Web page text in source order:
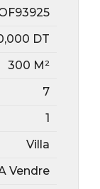
DT
300 M²
7
1
Villa
Vendre